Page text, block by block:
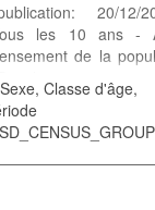
20/12/
les 10 ans -
de la
et
clés: population,
Sexe, Classe d'âge,